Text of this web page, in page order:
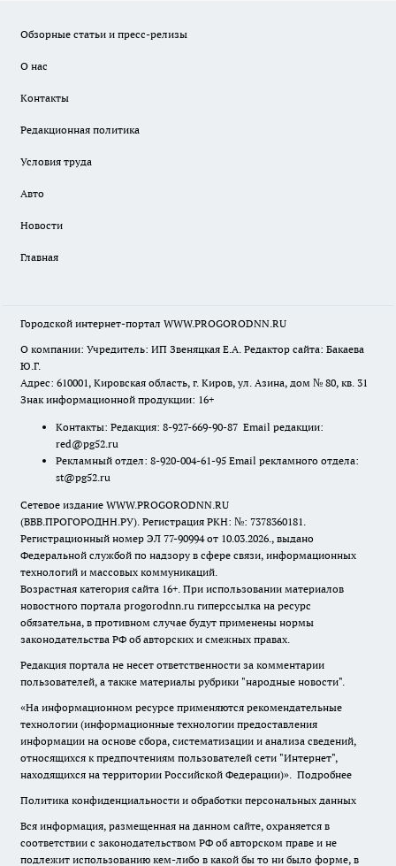
Обзорные статьи и пресс-релизы
О нас
Контакты
Редакционная политика
Условия труда
Авто
Новости
Главная
Городской интернет-портал WWW.PROGORODNN.RU
О компании: Учредитель: ИП Звеняцкая Е.А. Редактор сайта: Бакаева
Ю.Г.
Адрес: 610001, Кировская область, г. Киров, ул. Азина, дом № 80, кв. 31
Знак информационной продукции: 16+
Контакты: Редакция: 8-927-669-90-87 Email редакции:
red@pg52.ru
Рекламный отдел: 8-920-004-61-95 Email рекламного отдела:
st@pg52.ru
Сетевое издание WWW.PROGORODNN.RU
(ВВВ.ПРОГОРОДНН.РУ). Регистрация РКН: №: 7378360181.
Регистрационный номер ЭЛ 77-90994 от 10.03.2026., выдано
Федеральной службой по надзору в сфере связи, информационных
технологий и массовых коммуникаций.
Возрастная категория сайта 16+. При использовании материалов
новостного портала progorodnn.ru гиперссылка на ресурс
обязательна, в противном случае будут применены нормы
законодательства РФ об авторских и смежных правах.
Редакция портала не несет ответственности за комментарии
пользователей, а также материалы рубрики "народные новости".
«На информационном ресурсе применяются рекомендательные
технологии (информационные технологии предоставления
информации на основе сбора, систематизации и анализа сведений,
относящихся к предпочтениям пользователей сети "Интернет",
находящихся на территории Российской Федерации)». Подробнее
Политика конфиденциальности и обработки персональных данных
Вся информация, размещенная на данном сайте, охраняется в
соответствии с законодательством РФ об авторском праве и не
подлежит использованию кем-либо в какой бы то ни было форме, в